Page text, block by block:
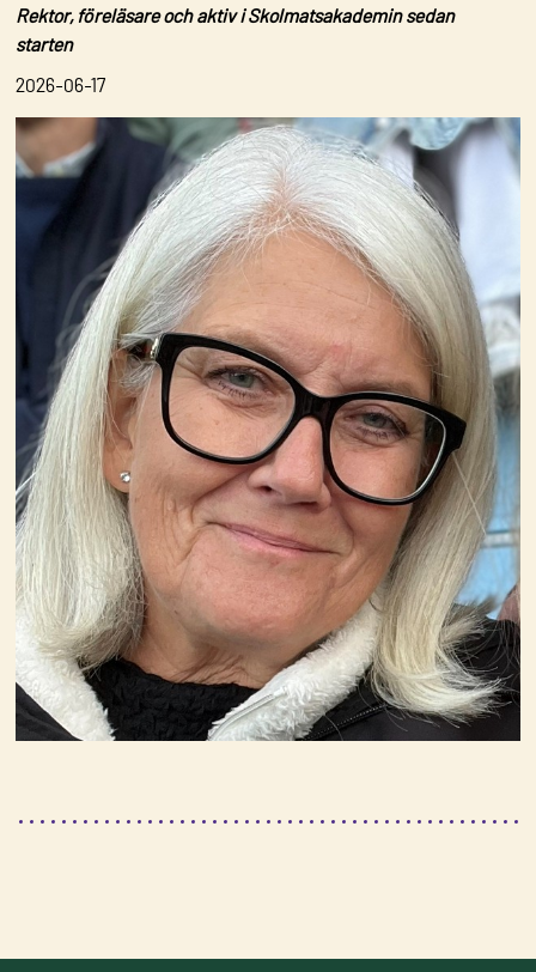
Rektor, föreläsare och aktiv i Skolmatsakademin sedan
starten
2026-06-17